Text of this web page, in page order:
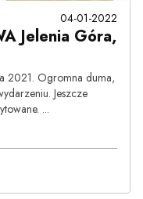
04-01-2022
Jelenia Góra,
2021. Ogromna duma,
Jeszcze
...